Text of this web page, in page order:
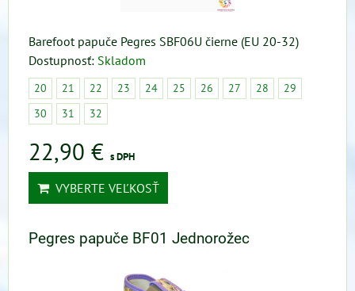
Barefoot papuče Pegres SBF06U čierne (EU 20-32)
Dostupnosť: Skladom
20 21 22 23 24 25 26 27 28
29
30
31 32
22,90 € s DPH
VYBERTE VEĽKOSŤ
Pegres papuče BF01 Jednorožec